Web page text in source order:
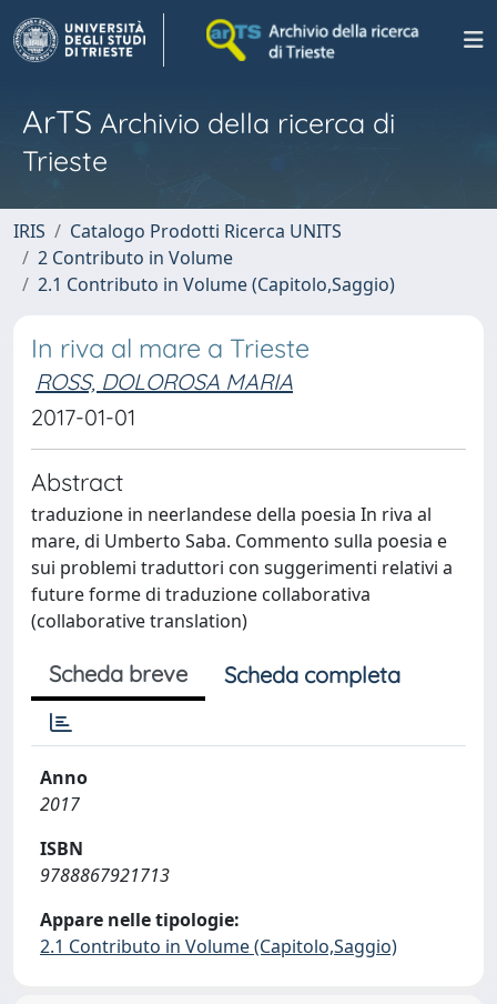
ArTS Archivio della ricerca di
Trieste
IRIS
Catalogo Prodotti Ricerca UNITS
2 Contributo in Volume
2.1 Contributo in Volume (Capitolo,Saggio)
In riva al mare a Trieste
ROSS, DOLOROSA MARIA
2017-01-01
Abstract
traduzione in neerlandese della poesia In riva al
mare, di Umberto Saba. Commento sulla poesia e
sui problemi traduttori con suggerimenti relativi a
future forme di traduzione collaborativa
(collaborative translation)
Scheda breve Scheda completa
Anno
2017
ISBN
9788867921713
Appare nelle tipologie:
2.1 Contributo in Volume (Capitolo,Saggio)